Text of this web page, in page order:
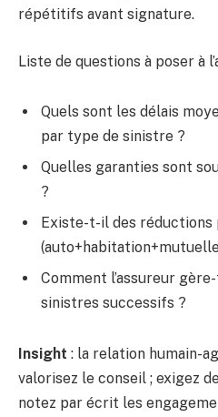
répétitifs avant signature.
Liste de questions à poser à
Quels sont les délais
par type de sinistre ?
Quelles garanties sont
?
Existe-t-il des
Comment l’assureur
sinistres successifs ?
Insight : la relation humain-
valorisez le conseil ; exigez
notez par écrit les